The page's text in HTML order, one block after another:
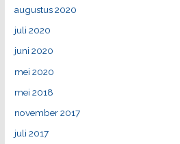
augustus 2020
juli 2020
juni 2020
mei 2020
mei 2018
november 2017
juli 2017